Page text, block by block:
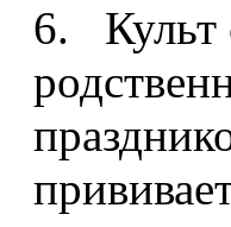
6. Культ